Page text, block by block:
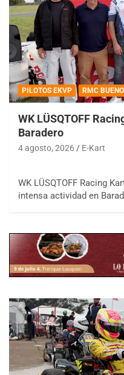
PILOTOS EKVP RMC
WK LÜSQTOFF
Baradero
4 agosto, 2026 E-Kart
WK LÜSQTOFF Racing
intensa actividad en